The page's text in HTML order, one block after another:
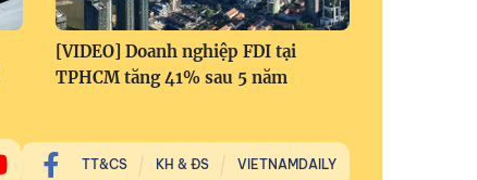
[VIDEO] Doanh nghiệp FDI tại
TPHCM tăng 41% sau 5 năm
TT&CS KH & ĐS VIETNAMDAILY